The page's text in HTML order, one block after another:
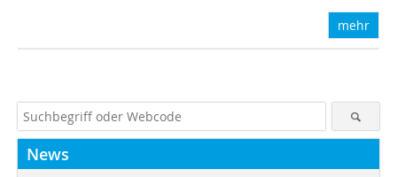
mehr
News